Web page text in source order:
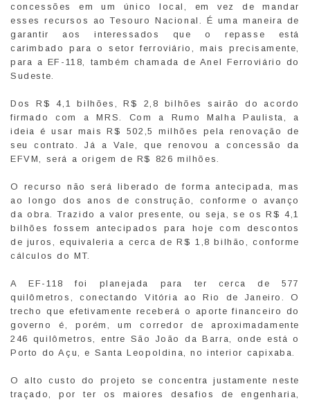
concessões em um único local, em vez de mandar
esses recursos ao Tesouro Nacional. É uma maneira de
garantir aos interessados que o repasse está
carimbado para o setor ferroviário, mais precisamente,
para a EF-118, também chamada de Anel Ferroviário do
Sudeste.
Dos R$ 4,1 bilhões, R$ 2,8 bilhões sairão do acordo
firmado com a MRS. Com a Rumo Malha Paulista, a
ideia é usar mais R$ 502,5 milhões pela renovação de
seu contrato. Já a Vale, que renovou a concessão da
EFVM, será a origem de R$ 826 milhões.
O recurso não será liberado de forma antecipada, mas
ao longo dos anos de construção, conforme o avanço
da obra. Trazido a valor presente, ou seja, se os R$ 4,1
bilhões fossem antecipados para hoje com descontos
de juros, equivaleria a cerca de R$ 1,8 bilhão, conforme
cálculos do MT.
A EF-118 foi planejada para ter cerca de 577
quilômetros, conectando Vitória ao Rio de Janeiro. O
trecho que efetivamente receberá o aporte financeiro do
governo é, porém, um corredor de aproximadamente
246 quilômetros, entre São João da Barra, onde está o
Porto do Açu, e Santa Leopoldina, no interior capixaba.
O alto custo do projeto se concentra justamente neste
traçado, por ter os maiores desafios de engenharia,